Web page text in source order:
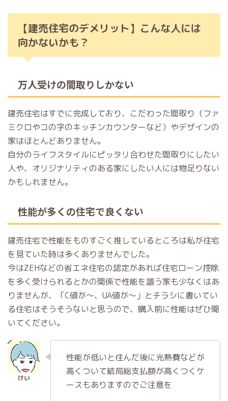
【建売住宅のデメリット】こんな人には
向かないかも？
万人受けの間取りしかない
建売住宅はすでに完成しており、こだわった間取り（ファ
ミクロやコの字のキッチンカウンターなど）やデザインの
家はほとんどありません。
自分のライフスタイルにピッタリ合わせた間取りにしたい
人や、オリジナリティのある家にしたい人には物足りない
かもしれません。
性能が多くの住宅で良くない
建売住宅で性能をものすごく推しているところは私が住宅
を見ていた時は多くありませんでした。
今はZEHなどの省エネ住宅の認定があれば住宅ローン控除
を多く受けられるとかの関係で性能を謳う家も少なくはあ
りませんが、「C値が～、UA値が～」とチラシに書いてい
る住宅はそうそうないと思うので、購入前に性能はぜひ聞
いてください。
性能が低いと住んだ後に光熱費などが
高くついて結局総支払額が高くつくケ
ースもありますのでご注意を